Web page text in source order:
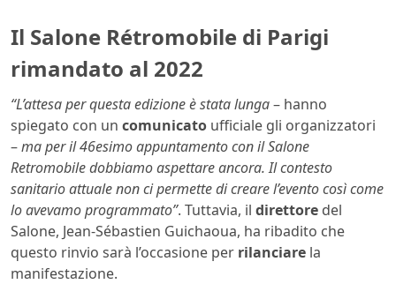
Il Salone Rétromobile di Parigi
rimandato al 2022
“L’attesa per questa edizione è stata lunga– hanno
spiegato con un comunicato ufficiale gli organizzatori
–ma per il 46esimo appuntamento con il Salone
Retromobile dobbiamo aspettare ancora. Il contesto
sanitario attuale non ci permette di creare l’evento così come
lo avevamo programmato”. Tuttavia, il direttore del
Salone, Jean-Sébastien Guichaoua, ha ribadito che
questo rinvio sarà l’occasione per rilanciare la
manifestazione.